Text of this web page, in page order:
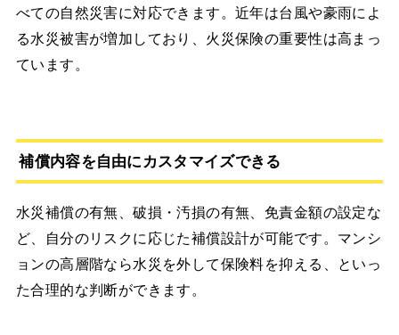
べての自然災害に対応できます。近年は台風や豪雨によ
る水災被害が増加しており、火災保険の重要性は高まっ
ています。
補償内容を自由にカスタマイズできる
水災補償の有無、破損・汚損の有無、免責金額の設定な
ど、自分のリスクに応じた補償設計が可能です。マンシ
ョンの高層階なら水災を外して保険料を抑える、といっ
た合理的な判断ができます。